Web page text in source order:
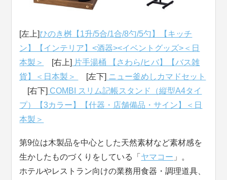
[左上]ひのき桝【1升/5合/1合/8勺/5勺】【キッチ
ン】【インテリア】<酒器><イベントグッズ>＜日
本製＞
[右上] 片手湯桶 【さわら/ヒバ】【バス雑
貨】＜日本製＞
[左下] ニュー釜めしカマドセット
[右下] COMBI スリム記帳スタンド（縦型A4タイ
プ）【3カラー】【什器・店舗備品・サイン】＜日
本製＞
第9位は木製品を中心とした天然素材など素材感を
生かしたものづくりをしている「 ヤマコー 」。
ホテルやレストラン向けの業務用食器・調理道具、